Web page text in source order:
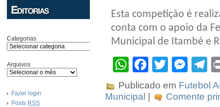
Categorias
Arquivos
Fazer login
Posts RSS
Esta competição é
conta com o apoio da
Municipal de Itambé e
WhatsApp
Facebook
Twitter
Publicado em Futebol
Municipal
Comente